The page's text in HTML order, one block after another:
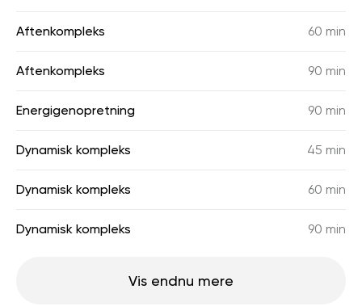
Aftenkompleks 60 min
Aftenkompleks 90 min
Energigenopretning 90 min
Dynamisk kompleks 45 min
Dynamisk kompleks 60 min
Dynamisk kompleks 90 min
Vis endnu mere